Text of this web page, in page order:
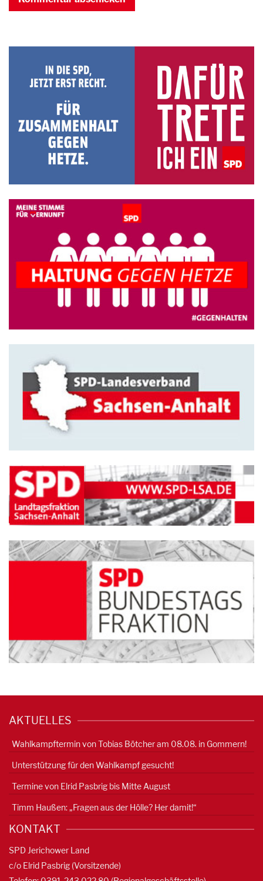
AKTUELLES
Wahlkampftermin von Tobias Bötcher am 08.08. in Gommern!
Unterstützung für den Wahlkampf gesucht!
Termine von Elrid Pasbrig bis Mitte August
Timm Haußen: „Fragen aus der Hölle? Her damit!“
KONTAKT
SPD Jerichower Land
c/o Elrid Pasbrig (Vorsitzende)